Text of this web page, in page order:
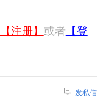
【注册】 或者 【登
发私信